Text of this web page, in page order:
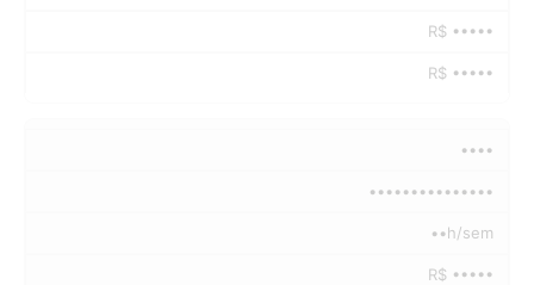
R$ •••••
R$ •••••
••••
•••••••••••••••
••h/sem
R$ •••••